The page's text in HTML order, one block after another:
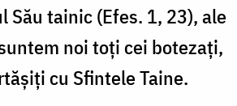
Său tainic (Efes. 1, 23), ale
noi toţi cei botezaţi,
cu Sfintele Taine.